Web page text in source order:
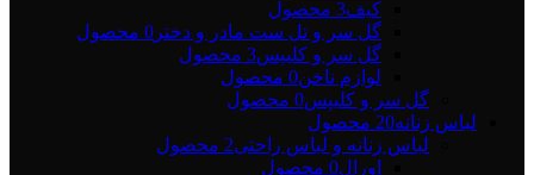
کیف3 محصول
گل سر و تل ست مادر و دختر 0 محصول
گل سر و کلیپس3 محصول
لوازم ناخن0 محصول
گل سر و کلیپس0 محصول
لباس زنانه20 محصول
لباس زنانه و لباس راحتی2 محصول
اورال0 محصول